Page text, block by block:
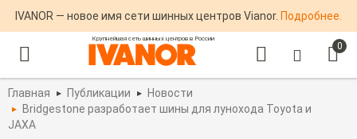
IVANOR — новое имя сети шинных центров Vianor. Подробнее.
0
Крупнейшая сеть шинных центров в России
Главная Публикации
Новости
Bridgestone разработает шины для лунохода Toyota и
JAXA